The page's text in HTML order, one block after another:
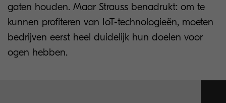
gaten houden. Maar Strauss benadrukt: om te
kunnen profiteren van IoT-technologieën, moeten
bedrijven eerst heel duidelijk hun doelen voor
ogen hebben.